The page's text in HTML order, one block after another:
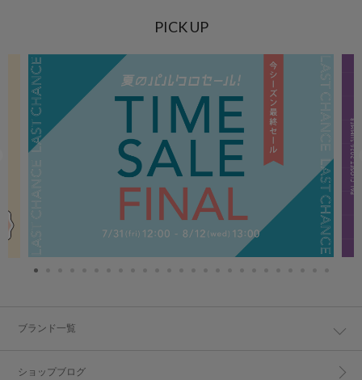
PICK UP
ブランド一覧
ショップブログ